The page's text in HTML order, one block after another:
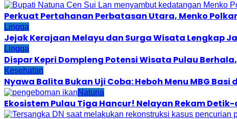
Perkuat Pertahanan Perbatasan Utara, Menko
Lingga
Jejak Kerajaan Melayu dan Surga Wisata Lengkap
Lingga
Dispar Kepri Dompleng Potensi Wisata Pulau
Kesehatan
Nyawa Balita Bukan Uji Coba: Heboh Menu MBG
Natuna
Ekosistem Pulau Tiga Hancur! Nelayan Rekam